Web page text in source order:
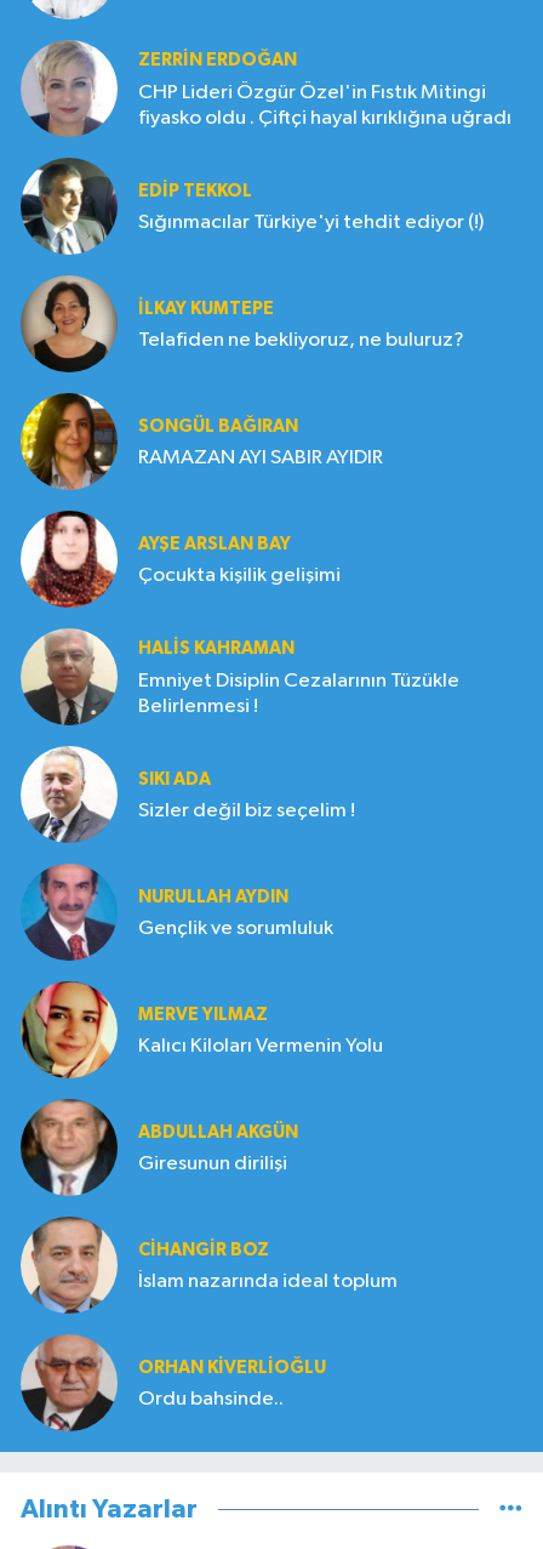
ZERRIN ERDOĞAN
CHP Lideri Özgür Özel'in Fıstık Mitingi
fiyasko oldu . Çiftçi hayal kırıklığına uğradı
EDIP TEKKOL
Sığınmacılar Türkiye'yi tehdit ediyor (!)
İLKAY KUMTEPE
Telafiden ne bekliyoruz, ne buluruz?
SONGÜL BAĞIRAN
RAMAZAN AYI SABIR AYIDIR
AYŞE ARSLAN BAY
Çocukta kişilik gelişimi
HALIS KAHRAMAN
Emniyet Disiplin Cezalarının Tüzükle
Belirlenmesi !
SIKI ADA
Sizler değil biz seçelim !
NURULLAH AYDIN
Gençlik ve sorumluluk
MERVE YILMAZ
Kalıcı Kiloları Vermenin Yolu
ABDULLAH AKGÜN
Giresunun dirilişi
CIHANGIR BOZ
İslam nazarında ideal toplum
ORHAN KIVERLIOĞLU
Ordu bahsinde..
Alıntı Yazarlar